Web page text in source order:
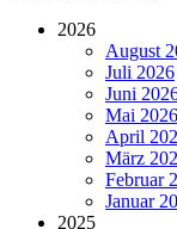
2026
August
Juli 2026
Juni
Mai 2026
April
März
Februar
Januar
2025